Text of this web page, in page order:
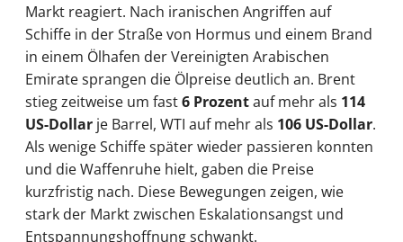
Markt reagiert. Nach iranischen Angriffen auf
Schiffe in der Straße von Hormus und einem Brand
in einem Ölhafen der Vereinigten Arabischen
Emirate sprangen die Ölpreise deutlich an. Brent
stieg zeitweise um fast6 Prozentauf mehr als 114
US-Dollar je Barrel, WTI auf mehr als 106 US-Dollar.
Als wenige Schiffe später wieder passieren konnten
und die Waffenruhe hielt, gaben die Preise
kurzfristig nach. Diese Bewegungen zeigen, wie
stark der Markt zwischen Eskalationsangst und
Entspannungshoffnung schwankt.